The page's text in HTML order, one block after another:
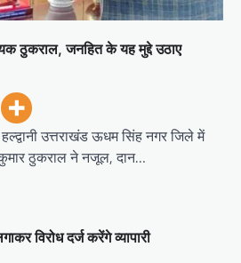
ठुकराल, जनहित के यह मुद्दे उठाए
उत्तराखंड ऊधम सिंह नगर जिले में
ठुकराल ने नजूल, दान…
विरोध दर्ज करेंगे व्यापारी